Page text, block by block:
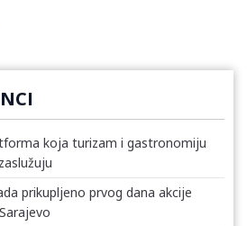
koja turizam i gastronomiju
prikupljeno prvog dana akcije